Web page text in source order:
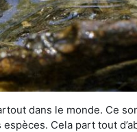
dans le monde. Ce
Cela part tout